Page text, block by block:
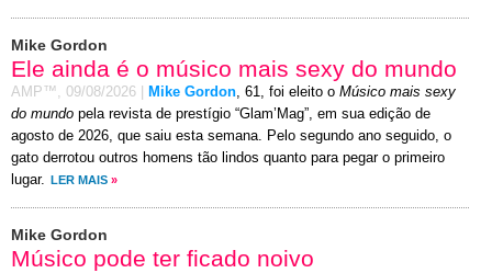
Mike Gordon
Ele ainda é o músico mais sexy do mundo
AMP™, 09/08/2026 Mike Gordon, 61, foi eleito o Músico mais sexy
do mundo pela revista de prestígio “Glam’Mag”, em sua edição de
agosto de 2026, que saiu esta semana. Pelo segundo ano seguido, o
gato derrotou outros homens tão lindos quanto para pegar o primeiro
lugar.
LER MAIS »
Mike Gordon
Músico pode ter ficado noivo